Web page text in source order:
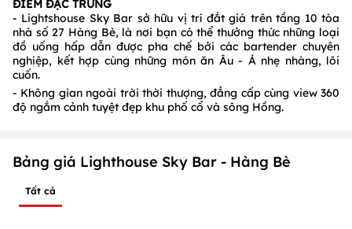
ĐIỂM ĐẶC TRƯNG
- Lightshouse Sky Bar sở hữu vị trí đắt giá trên tầng 10 tòa
nhà số 27 Hàng Bè, là nơi bạn có thể thưởng thức những loại
đồ uống hấp dẫn được pha chế bởi các bartender chuyên
nghiệp, kết hợp cùng những món ăn Âu - Á nhẹ nhàng, lôi
cuốn.
- Không gian ngoài trời thời thượng, đẳng cấp cùng view 360
độ ngắm cảnh tuyệt đẹp khu phố cổ và sông Hồng.
Bảng giá Lighthouse Sky Bar - Hàng Bè
Tất cả